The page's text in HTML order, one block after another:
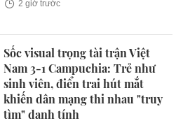
2 giờ trước
Sốc visual trọng tài trận Việt
Nam 3-1 Campuchia: Trẻ như
sinh viên, điển trai hút mắt
khiến dân mạng thi nhau "truy
tìm" danh tính